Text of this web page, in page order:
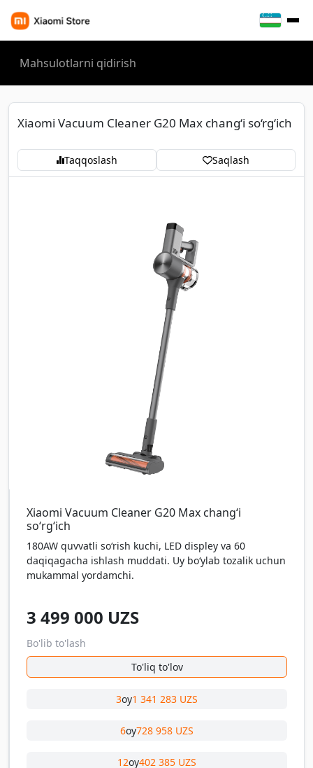
Xiaomi Vacuum Cleaner G20 Max chang‘i so‘rg‘ich
Taqqoslash Saqlash
Xiaomi Vacuum Cleaner G20 Max chang‘i
so‘rg‘ich
180AW quvvatli so‘rish kuchi, LED displey va 60
daqiqagacha ishlash muddati. Uy bo‘ylab tozalik uchun
mukammal yordamchi.
3 499 000 UZS
Bo'lib to'lash
To'liq to'lov
3oy1 341 283 UZS
6oy728 958 UZS
12oy402 385 UZS